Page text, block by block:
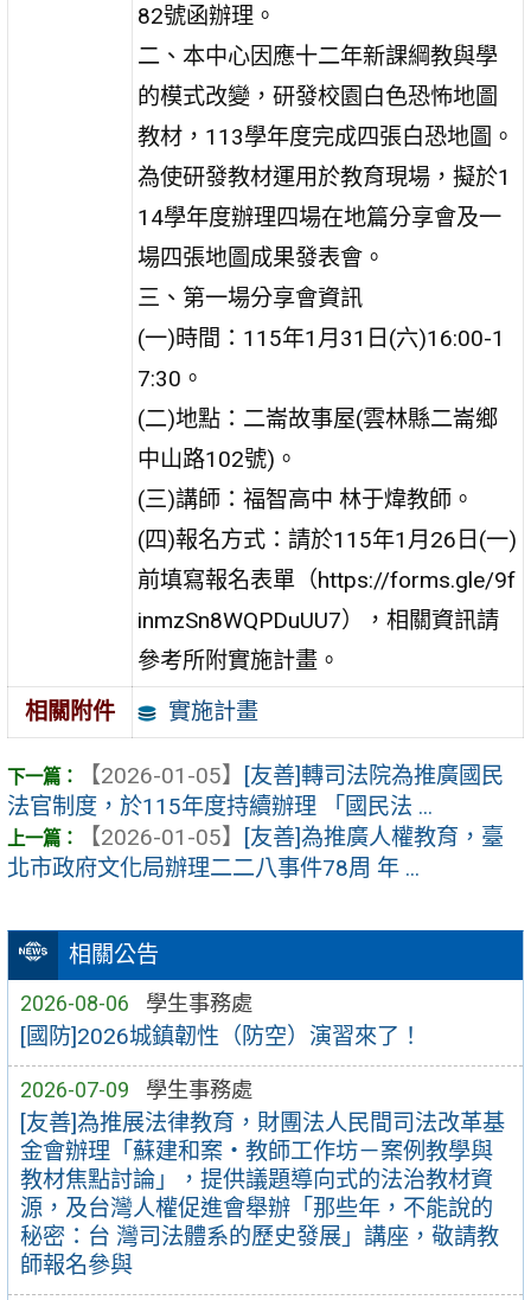
相關公告
2026-08-06 學生事務處
[國防]2026城鎮韌性（防空）演習來了！
2026-07-09 學生事務處
[友善]為推展法律教育，財團法人民間司法改革基
金會辦理「蘇建和案・教師工作坊－案例教學與
教材焦點討論」，提供議題導向式的法治教材資
源，及台灣人權促進會舉辦「那些年，不能說的
秘密：台 灣司法體系的歷史發展」講座，敬請教
師報名參與
82號函辦理。
二、本中心因應十二年新課綱教與學
的模式改變，研發校園白色恐怖地圖
教材，113學年度完成四張白恐地圖。
為使研發教材運用於教育現場，擬於1
14學年度辦理四場在地篇分享會及一
場四張地圖成果發表會。
三、第一場分享會資訊
(一)時間：115年1月31日(六)16:00-1
7:30。
(二)地點：二崙故事屋(雲林縣二崙鄉
中山路102號)。
(三)講師：福智高中 林于煒教師。
(四)報名方式：請於115年1月26日(一)
前填寫報名表單（https://forms.gle/9f
inmzSn8WQPDuUU7），相關資訊請
參考所附實施計畫。
相關附件
實施計畫
【2026-01-05】 [友善]轉司法院為推廣國民
法官制度，於115年度持續辦理 「國民法 ...
【2026-01-05】 [友善]為推廣人權教育，臺
北市政府文化局辦理二二八事件78周 年 ...